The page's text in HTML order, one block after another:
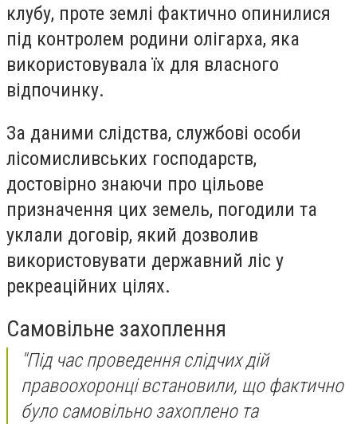
клубу, проте землі фактично опинилися
під контролем родини олігарха, яка
використовувала їх для власного
відпочинку.
За даними слідства, службові особи
лісомисливських господарств,
достовірно знаючи про цільове
призначення цих земель, погодили та
уклали договір, який дозволив
використовувати державний ліс у
рекреаційних цілях.
Самовільне захоплення
"Під час проведення слідчих дій
правоохоронці встановили, що фактично
було самовільно захоплено та